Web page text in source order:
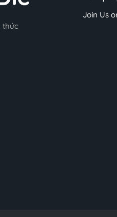
thức
Join Us